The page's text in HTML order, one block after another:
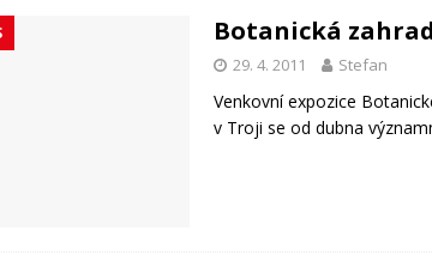
Botanická
29. 4. 2011 Stefan
Venkovní expozice
v Troji se od dubna